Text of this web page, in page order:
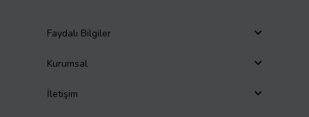
Faydalı Bilgiler
Kurumsal
İletişim